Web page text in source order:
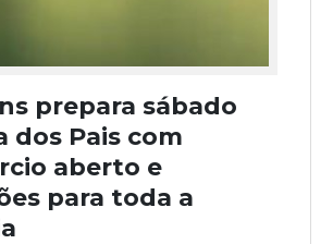
prepara sábado
dos Pais com
aberto e
para toda a